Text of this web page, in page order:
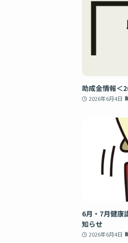
助成金情報＜
2026年6月4日
6月・7月健康
知らせ
2026年6月4日